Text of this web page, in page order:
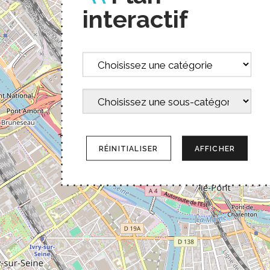
interactif
Catégorie
catégories
RÉINITIALISER AFFICHER